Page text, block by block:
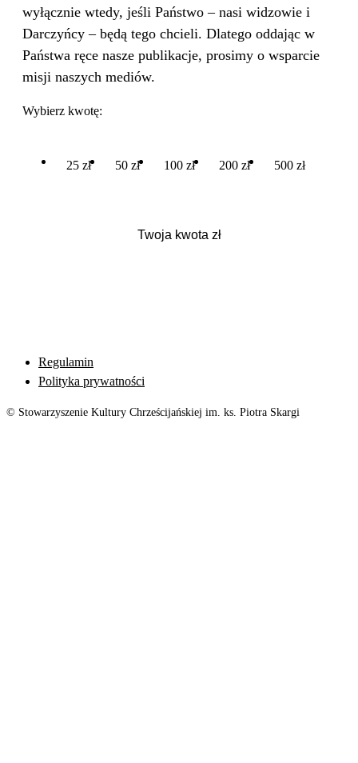
wyłącznie wtedy, jeśli Państwo – nasi widzowie i
Darczyńcy – będą tego chcieli. Dlatego oddając w
Państwa ręce nasze publikacje, prosimy o wsparcie
misji naszych mediów.
Wybierz kwotę:
25 zł 50 zł 100 zł 200 zł 500 zł
Regulamin
Polityka prywatności
© Stowarzyszenie Kultury Chrześcijańskiej im. ks. Piotra Skargi